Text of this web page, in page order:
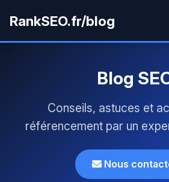
RankSEO.fr/blog
Blog
Conseils, astuces et
référencement par un
Nous